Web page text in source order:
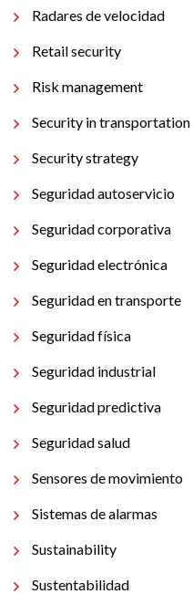
Radares de velocidad
Retail security
Risk management
Security in transportation
Security strategy
Seguridad autoservicio
Seguridad corporativa
Seguridad electrónica
Seguridad en transporte
Seguridad física
Seguridad industrial
Seguridad predictiva
Seguridad salud
Sensores de movimiento
Sistemas de alarmas
Sustainability
Sustentabilidad